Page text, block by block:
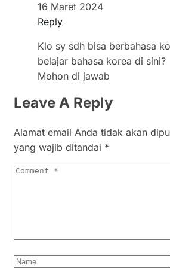
16 Maret 2024
Reply
Klo sy sdh bisa berbahasa
belajar bahasa korea di sini?
Mohon di jawab
Leave A Reply
Alamat email Anda tidak akan
yang wajib ditandai *